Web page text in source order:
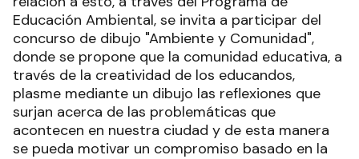
Educación Ambiental, se invita a participar del
concurso de dibujo "Ambiente y Comunidad",
donde se propone que la comunidad educativa, a
través de la creatividad de los educandos,
plasme mediante un dibujo las reflexiones que
surjan acerca de las problemáticas que
acontecen en nuestra ciudad y de esta manera
se pueda motivar un compromiso basado en la